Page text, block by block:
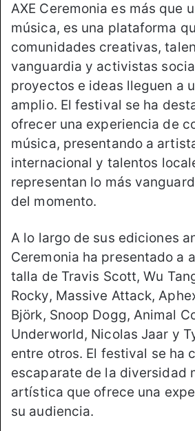
AXE Ceremonia es más que
música, es una plataforma
comunidades creativas,
vanguardia y activistas
proyectos e ideas lleguen a
amplio. El festival se ha
ofrecer una experiencia de
música, presentando a
internacional y talentos
representan lo más
del momento.
A lo largo de sus ediciones
Ceremonia ha presentado a
talla de Travis Scott, Wu
Rocky, Massive Attack,
Björk, Snoop Dogg, Animal
Underworld, Nicolas Jaar y
entre otros. El festival se ha
escaparate de la diversidad
artística que ofrece una
su audiencia.